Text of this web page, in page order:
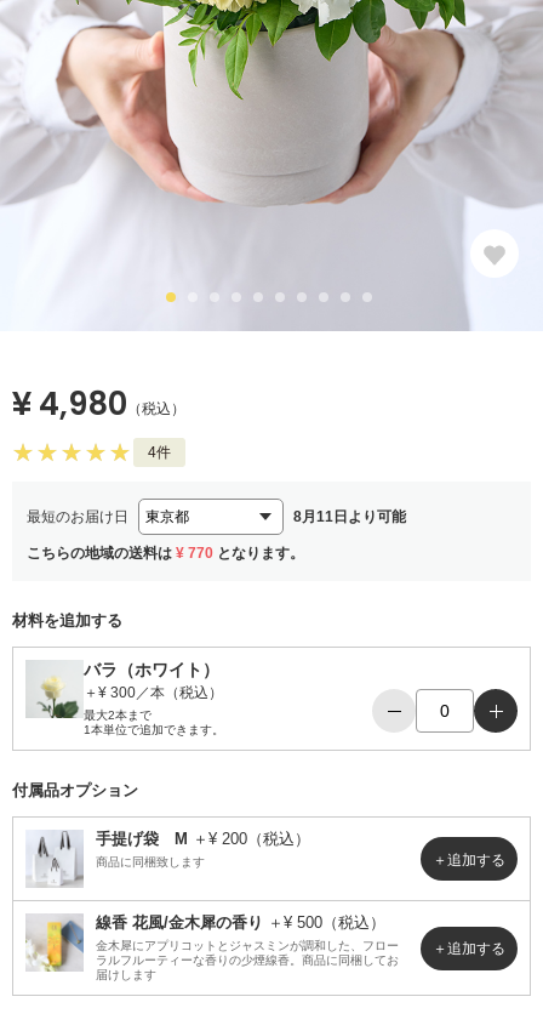
¥ 4,980 （税込）
4件
最短のお届け日 8月11日より可能
こちらの地域の送料は ¥ 770 となります。
材料を追加する
バラ（ホワイト）
＋¥ 300／本（税込）
最大2本まで
1本単位で追加できます。
− ＋
付属品オプション
手提げ袋 M ＋¥ 200（税込）
商品に同梱致します
線香 花風/金木犀の香り ＋¥ 500（税込）
金木犀にアプリコットとジャスミンが調和した、フロー
ラルフルーティーな香りの少煙線香。商品に同梱してお
届けします